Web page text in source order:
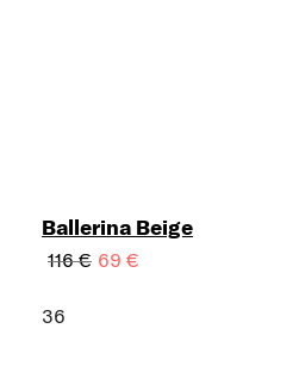
Ballerina Beige
116 € 69 €
36